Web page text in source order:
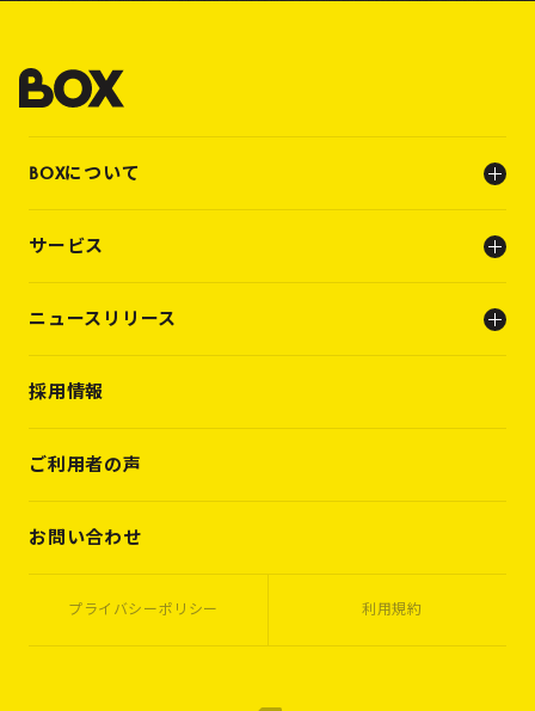
BOXについて
ビジョン
サービス
キャリアビルディング支援（転職支援）
ニュースリリース
PRESS RELEASE
VOICES
CASES
採用情報
ご利用者の声
お問い合わせ
プライバシーポリシー 利用規約